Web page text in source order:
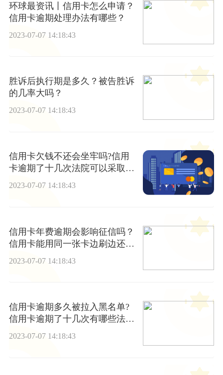
环球最资讯丨信用卡怎么申请？
信用卡逾期处理办法有哪些？
2023-07-07 14:18:43
胜诉后执行期是多久？被告胜诉
的几率大吗？
2023-07-07 14:18:43
信用卡欠钱不还会坐牢吗?信用
卡逾期了十几次法院可以采取哪
些强制措施?
2023-07-07 14:18:43
信用卡年费逾期会影响征信吗？
信用卡能用同一张卡边刷边还
2023-07-07 14:18:43
信用卡逾期多久被拉入黑名单?
信用卡逾期了十几次有哪些法律
后果?
2023-07-07 14:18:43